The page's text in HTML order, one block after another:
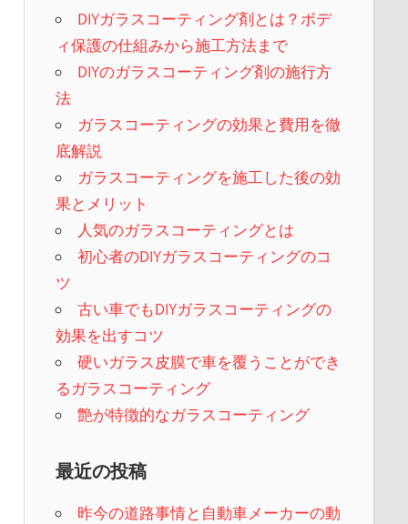
DIYガラスコーティング剤とは？ボデ
ィ保護の仕組みから施工方法まで
DIYのガラスコーティング剤の施行方
法
ガラスコーティングの効果と費用を徹
底解説
ガラスコーティングを施工した後の効
果とメリット
人気のガラスコーティングとは
初心者のDIYガラスコーティングのコ
ツ
古い車でもDIYガラスコーティングの
効果を出すコツ
硬いガラス皮膜で車を覆うことができ
るガラスコーティング
艶が特徴的なガラスコーティング
最近の投稿
昨今の道路事情と自動車メーカーの動